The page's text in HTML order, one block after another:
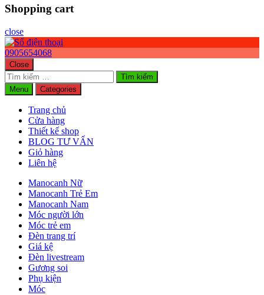
Shopping cart
close
0905654068
Close
Tìm
kiếm
cho:
Menu Categories
Trang chủ
Cửa hàng
Thiết kế shop
BLOG TƯ VẤN
Giỏ hàng
Liên hệ
Manocanh Nữ
Manocanh Trẻ Em
Manocanh Nam
Móc người lớn
Móc trẻ em
Đèn trang trí
Giá kệ
Đèn livestream
Gương soi
Phụ kiện
Móc